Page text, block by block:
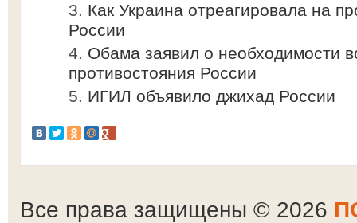
Как Украина отреагировала на
России
Обама заявил о необходимости
противостояния России
ИГИЛ объявило джихад России
Все права защищены © 2026